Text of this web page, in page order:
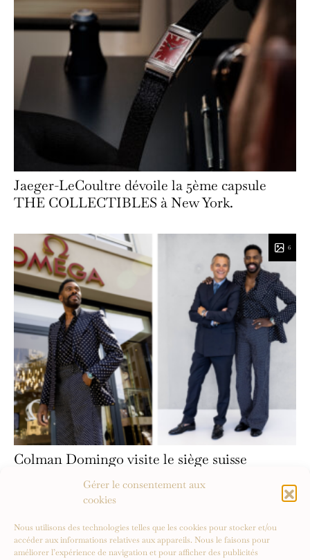
Gérer le consentement aux
cookies
Nous utilisons des technologies telles que les cookies pour stocker et/ou
accéder aux informations relatives aux appareils. Nous le faisons pour
améliorer l’expérience de navigation et pour afficher des publicités
Jaeger-LeCoultre dévoile la 5ème capsule
THE COLLECTIBLES à New York.
6
Colman Domingo visite le siège suisse